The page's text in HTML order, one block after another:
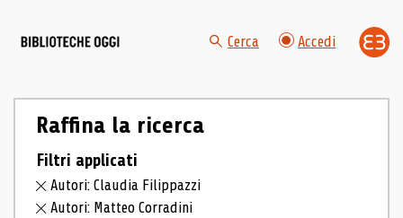
Cerca Accedi
Raffina la ricerca
Filtri applicati
Autori: Claudia Filippazzi
Autori: Matteo Corradini